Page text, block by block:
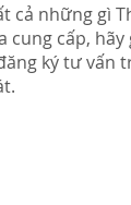
cả những gì
cung cấp, hãy
ký tư vấn